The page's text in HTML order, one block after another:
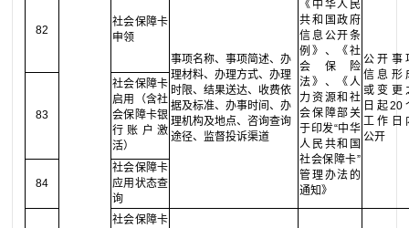
82
社会保障卡
申领
事项名称、事项简述、办
理材料、办理方式、办理
时限、结果送达、收费依
据及标准、办事时间、办
理机构及地点、咨询查询
途径、监督投诉渠道
《中华人民
共和国政府
信息公开条
例》、《社
会保险
法》、《人
力资源和社
会保障部关
于印发“中华
人民共和国
社会保障卡”
管理办法的
通知》
公开事
信息形
或变更
日起20
工作日
公开
83
社会保障卡
启用（含社
会保障卡银
行账户激
活）
84
社会保障卡
应用状态查
询
社会保障卡